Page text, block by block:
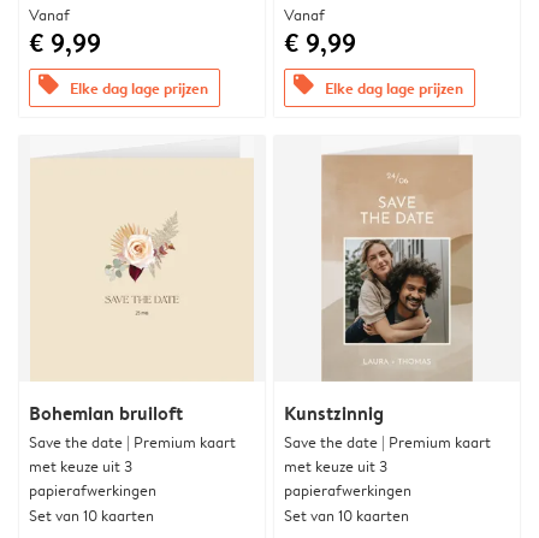
Vanaf
€ 9,99
offers Elke dag lage prijzen
Vanaf
€ 9,99
offers Elke dag lage prijzen
Bohemian bruiloft
Save the date | Premium kaart
met keuze uit 3
papierafwerkingen
Set van 10 kaarten
Kunstzinnig
Save the date | Premium kaart
met keuze uit 3
papierafwerkingen
Set van 10 kaarten